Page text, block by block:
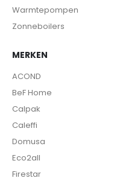
Warmtepompen
Zonneboilers
MERKEN
ACOND
BeF Home
Calpak
Caleffi
Domusa
Eco2all
Firestar